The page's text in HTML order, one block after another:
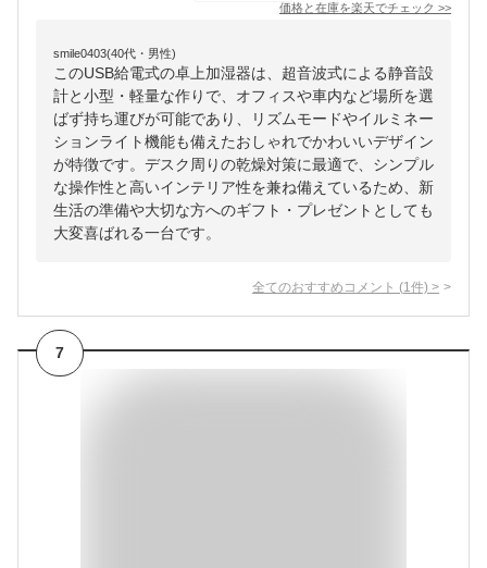
価格と在庫を楽天でチェック >>
smile0403(40代・男性)
このUSB給電式の卓上加湿器は、超音波式による静音設
計と小型・軽量な作りで、オフィスや車内など場所を選
ばず持ち運びが可能であり、リズムモードやイルミネー
ションライト機能も備えたおしゃれでかわいいデザイン
が特徴です。デスク周りの乾燥対策に最適で、シンプル
な操作性と高いインテリア性を兼ね備えているため、新
生活の準備や大切な方へのギフト・プレゼントとしても
大変喜ばれる一台です。
全てのおすすめコメント (1 件) >
7